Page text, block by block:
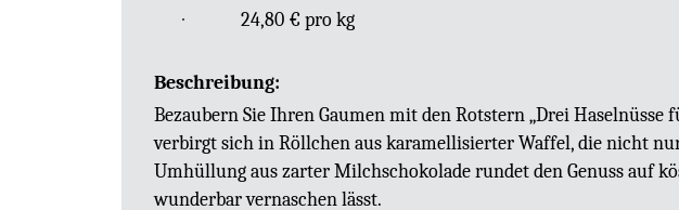
· 24,80 € pro kg
Beschreibung:
Bezaubern Sie Ihren Gaumen mit den Rotstern „Drei
verbirgt sich in Röllchen aus karamellisierter Waffel, die nicht
Umhüllung aus zarter Milchschokolade rundet den Genuss auf
wunderbar vernaschen lässt.